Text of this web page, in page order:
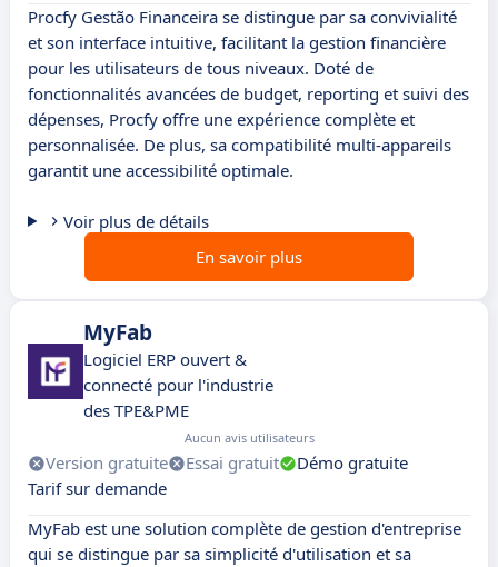
Procfy Gestão Financeira se distingue par sa convivialité
et son interface intuitive, facilitant la gestion financière
pour les utilisateurs de tous niveaux. Doté de
fonctionnalités avancées de budget, reporting et suivi des
dépenses, Procfy offre une expérience complète et
personnalisée. De plus, sa compatibilité multi-appareils
garantit une accessibilité optimale.
Voir plus de détails
En savoir plus
MyFab
Logiciel ERP ouvert &
connecté pour l'industrie
des TPE&PME
Aucun avis utilisateurs
Version gratuite Essai gratuit
Démo gratuite
Tarif sur demande
MyFab est une solution complète de gestion d'entreprise
qui se distingue par sa simplicité d'utilisation et sa